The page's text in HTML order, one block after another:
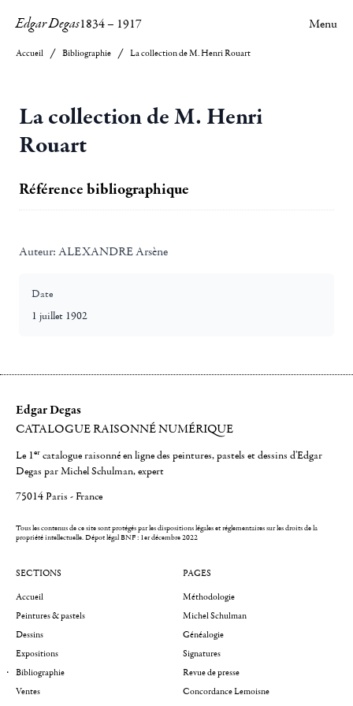
Edgar Degas1834– 1917 Menu
Accueil Bibliographie La collection de M. Henri Rouart
La collection de M. Henri
Rouart
Référence bibliographique
Auteur: ALEXANDRE Arsène
Date
1 juillet 1902
Edgar Degas
CATALOGUE RAISONNÉ NUMÉRIQUE
Le 1er catalogue raisonné en ligne des peintures, pastels et dessins d'Edgar
Degas par Michel Schulman, expert
75014 Paris - France
Tous les contenus de ce site sont protégés par les dispositions légales et réglementaires sur les droits de la
propriété intellectuelle.Dépot légal BNF : 1er décembre 2022
SECTIONS
Accueil
Peintures & pastels
Dessins
Expositions
Bibliographie
Ventes
PAGES
Méthodologie
Michel Schulman
Généalogie
Signatures
Revue de presse
Concordance Lemoisne